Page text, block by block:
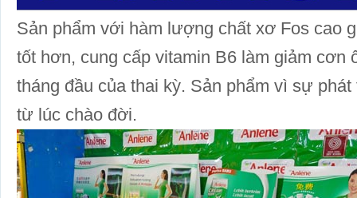
Sản phẩm với hàm lượng chất xơ Fos cao
tốt hơn, cung cấp vitamin B6 làm giảm cơn
tháng đầu của thai kỳ. Sản phẩm vì sự
từ lúc chào đời.